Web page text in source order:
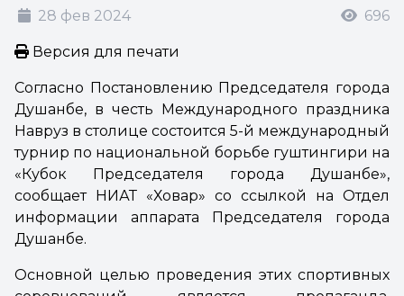
28 фев 2024 696
Версия для печати
Согласно Постановлению Председателя города
Душанбе, в честь Международного праздника
Навруз в столице состоится 5-й международный
турнир по национальной борьбе гуштингири на
«Кубок Председателя города Душанбе»,
сообщает НИАТ «Ховар» со ссылкой на Отдел
информации аппарата Председателя города
Душанбе.
Основной целью проведения этих спортивных